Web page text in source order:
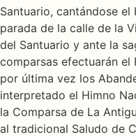
Santuario, cantándose
parada de la calle de la
del Santuario y ante la
comparsas efectuarán el
por última vez los
interpretado el Himno
la Comparsa de La
al tradicional Saludo de